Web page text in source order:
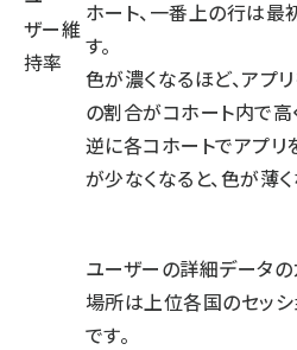
ザー維
持率
ホート、一番上の行は最
す。
色が濃くなるほど、アプ
の割合がコホート内で高
逆に各コホートでアプ
が少なくなると、色が薄く
ユーザーの詳細データの
場所は上位各国のセッ
です。